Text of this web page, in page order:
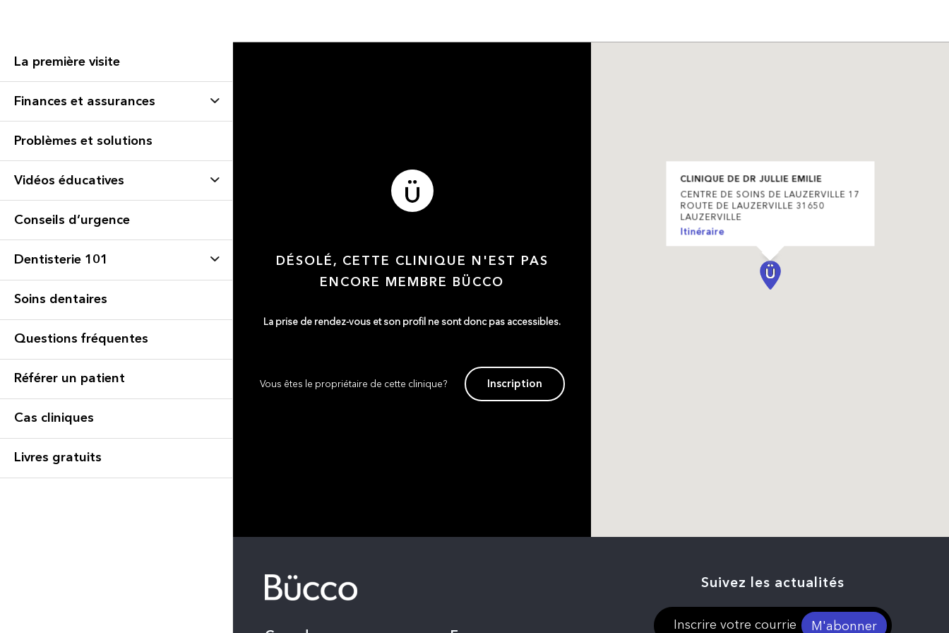
La première visite
Finances et assurances
Problèmes et solutions
Vidéos éducatives
Conseils d’urgence
Dentisterie 101
Soins dentaires
Questions fréquentes
Référer un patient
Cas cliniques
Livres gratuits
DÉSOLÉ, CETTE CLINIQUE N'EST PAS
ENCORE MEMBRE BÜCCO
La prise de rendez-vous et son profil ne sont donc pas accessibles.
Vous êtes le propriétaire de cette clinique? Inscription
CLINIQUE DE DR JULLIE EMILIE
CENTRE DE SOINS DE LAUZERVILLE 17
ROUTE DE LAUZERVILLE 31650
LAUZERVILLE
Itinéraire
Suivez les actualités
M'abonner